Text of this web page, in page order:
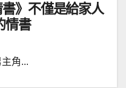
》不僅是給家人
情書
角...